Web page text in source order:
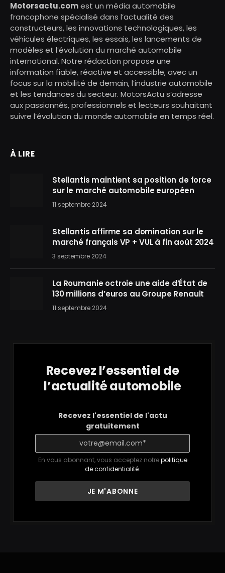
Motorsactu.comest un média automobile
francophone spécialisé dans l’actualité des
constructeurs, les innovations technologiques, les
véhicules électriques, les essais, les lancements de
modèles et l’évolution du marché automobile
international. Notre rédaction propose une
information fiable, réactive et accessible, avec un
focus sur la mobilité de demain, l’industrie automobile
et les tendances du secteur. MotorsActu s’adresse
aux passionnés, professionnels et lecteurs souhaitant
suivre l’évolution du monde automobile en temps réel.
À LIRE
Stellantis maintient sa position de force
sur le marché automobile européen
11 septembre 2024
Stellantis affirme sa domination sur le
marché français VP + VUL à fin août 2024
3 septembre 2024
La Roumanie octroie une aide d’État de
130 millions d’euros au Groupe Renault
11 septembre 2024
Recevez l’essentiel de
l’actualité automobile
Recevez l'essentiel de l'actu
gratuitement
En vous abonnant, vous acceptez notrepolitique
de confidentialité.